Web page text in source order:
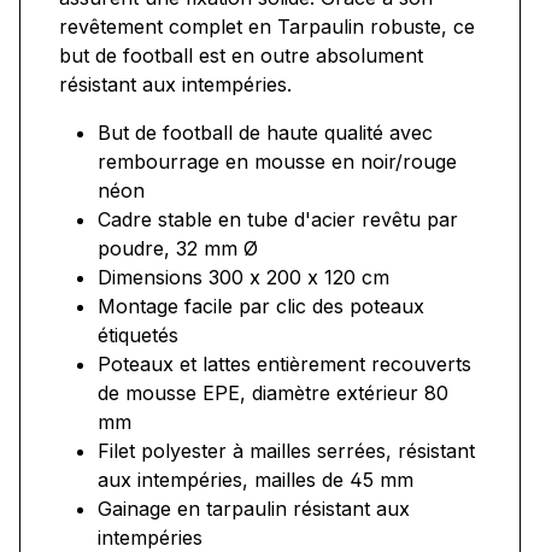
revêtement complet en Tarpaulin robuste, ce
but de football est en outre absolument
résistant aux intempéries.
But de football de haute qualité avec
rembourrage en mousse en noir/rouge
néon
Cadre stable en tube d'acier revêtu par
poudre, 32 mm Ø
Dimensions 300 x 200 x 120 cm
Montage facile par clic des poteaux
étiquetés
Poteaux et lattes entièrement recouverts
de mousse EPE, diamètre extérieur 80
mm
Filet polyester à mailles serrées, résistant
aux intempéries, mailles de 45 mm
Gainage en tarpaulin résistant aux
intempéries